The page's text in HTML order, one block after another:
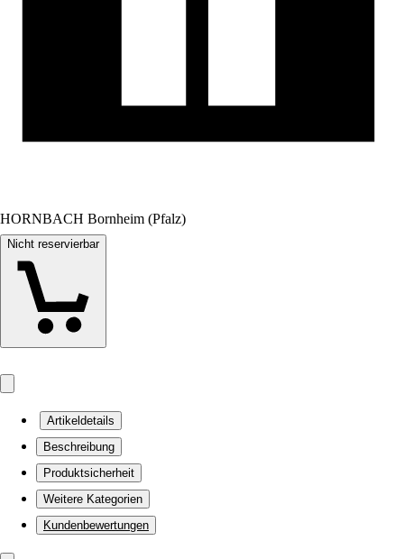
HORNBACH Bornheim (Pfalz)
Nicht reservierbar
Artikeldetails
Beschreibung
Produktsicherheit
Weitere Kategorien
Kundenbewertungen